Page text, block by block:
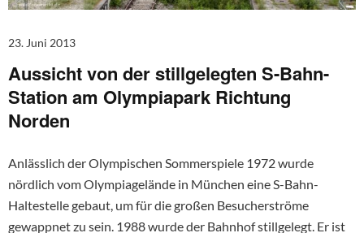
23. Juni 2013
Aussicht von der stillgelegten S-Bahn-
Station am Olympiapark Richtung
Norden
Anlässlich der Olympischen Sommerspiele 1972 wurde
nördlich vom Olympiagelände in München eine S-Bahn-
Haltestelle gebaut, um für die großen Besucherströme
gewappnet zu sein. 1988 wurde der Bahnhof stillgelegt. Er ist